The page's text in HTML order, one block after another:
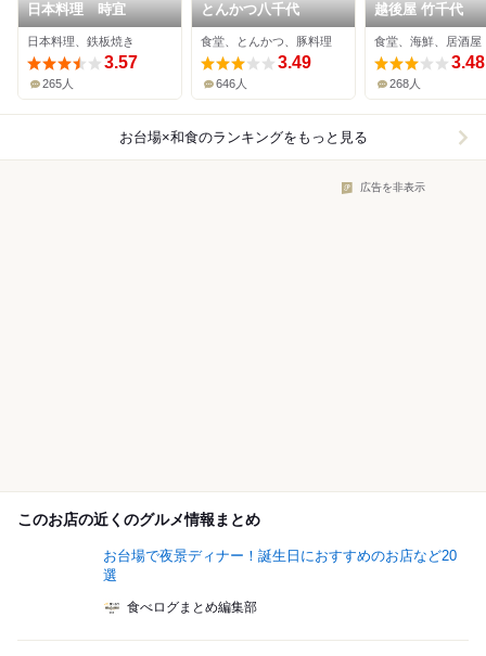
日本料理 時宜
日本料理、鉄板焼き
3.57
265人
とんかつ八千代
食堂、とんかつ、豚料理
3.49
646人
越後屋 竹千代
食堂、海鮮、居酒屋
3.48
268人
お台場×和食のランキングをもっと見る
広告を非表示
このお店の近くのグルメ情報まとめ
お台場で夜景ディナー！誕生日におすすめのお店など20
選
食べログまとめ編集部